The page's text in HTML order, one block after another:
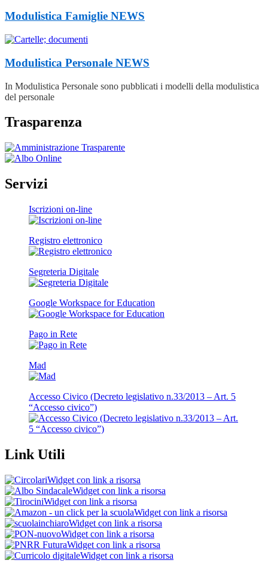
Modulistica Famiglie NEWS
Modulistica Personale NEWS
In Modulistica Personale sono pubblicati i modelli della modulistica
del personale
Trasparenza
Servizi
Iscrizioni on-line
Registro elettronico
Segreteria Digitale
Google Workspace for Education
Pago in Rete
Mad
Accesso Civico (Decreto legislativo n.33/2013 – Art. 5
“Accesso civico”)
Link Utili
Widget con link a risorsa
Widget con link a risorsa
Widget con link a risorsa
Widget con link a risorsa
Widget con link a risorsa
Widget con link a risorsa
Widget con link a risorsa
Widget con link a risorsa